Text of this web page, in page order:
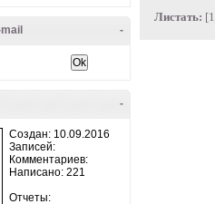
-
-
Создан: 10.09.2016
Записей:
Комментариев:
Написано: 221
Отчеты:
Листать: